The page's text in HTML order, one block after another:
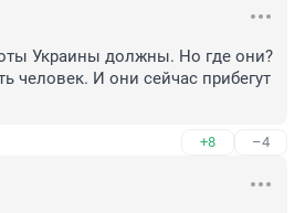
Украины должны. Но где они?
человек. И они сейчас прибегут
+8 –4